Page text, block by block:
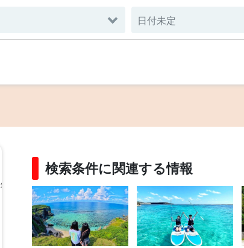
当日予約OK
レンタカー
満車注意
島内観光
写真無料
ツアー
ディナープラン
検索条件に関連する情報